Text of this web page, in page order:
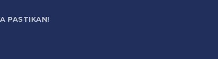
PASTIKAN!